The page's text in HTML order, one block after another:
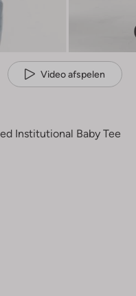
Video afspelen
Institutional Baby Tee